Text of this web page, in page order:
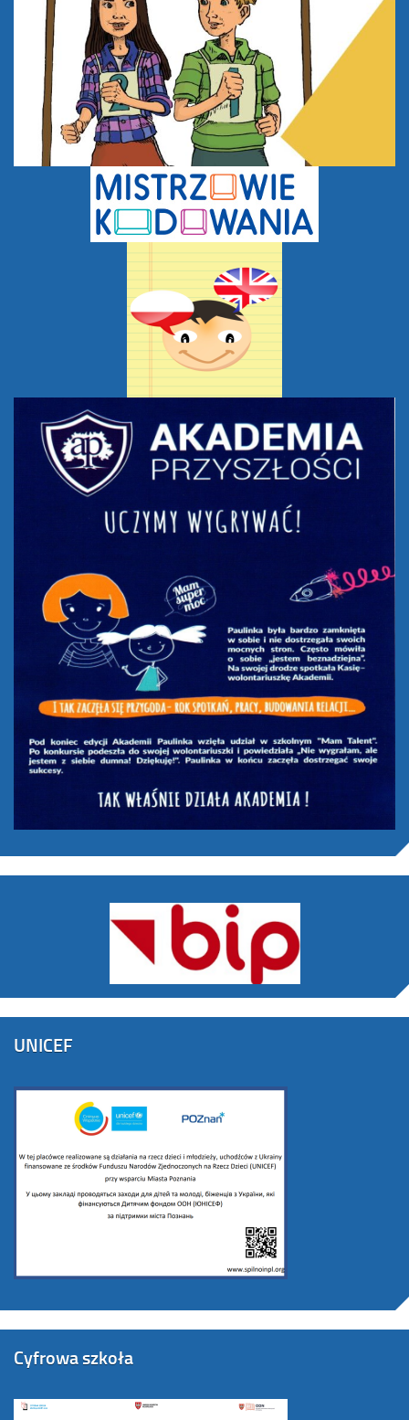
UNICEF
Cyfrowa szkoła